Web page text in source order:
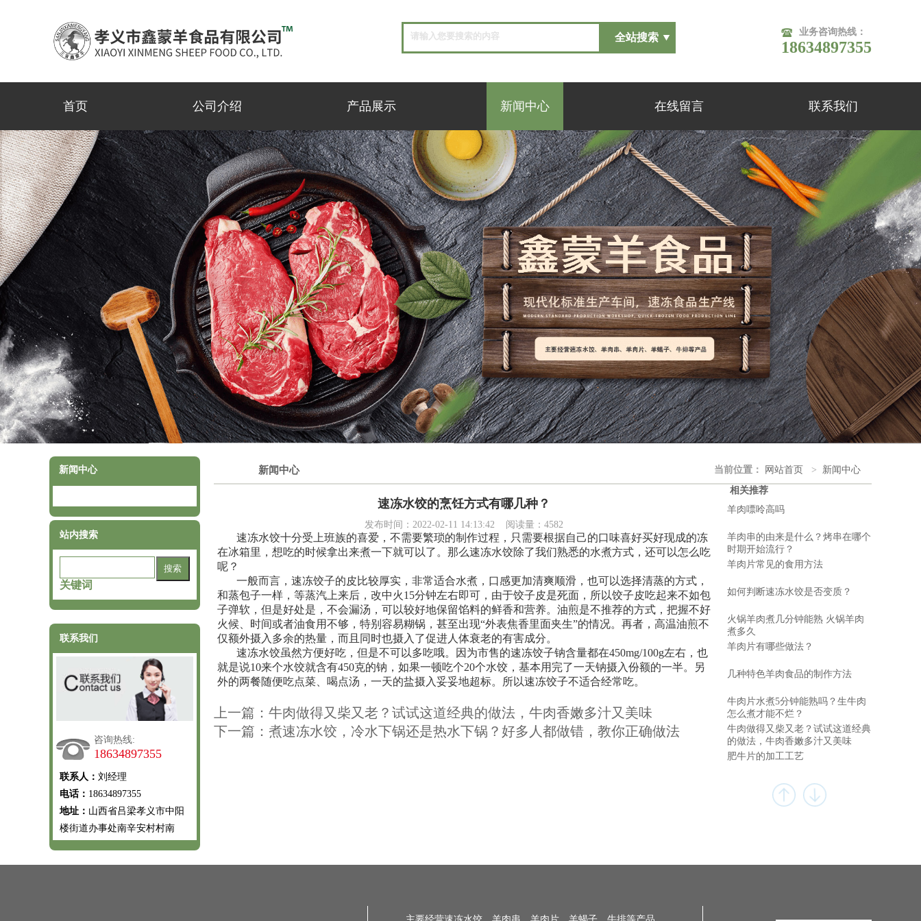
业务咨询热线：
18634897355
首页 公司介绍 产品展示 新闻中心 在线留言 联系我们
新闻中心
站内搜索
关键词
联系我们
咨询热线:
18634897355
联系人： 刘经理
电话： 18634897355
地址： 山西省吕梁孝义市中阳
楼街道办事处南辛安村村南
当前位置： 网站首页 > 新闻中心
新闻中心
速冻水饺的烹饪方式有哪几种？
发布时间：2022-02-11 14:13:42 阅读量：4582
速冻水饺十分受上班族的喜爱，不需要繁琐的制作过程，只需要根据自己的口味喜好买好现成的冻
在冰箱里，想吃的时候拿出来煮一下就可以了。那么速冻水饺除了我们熟悉的水煮方式，还可以怎么吃
呢？
一般而言，速冻饺子的皮比较厚实，非常适合水煮，口感更加清爽顺滑，也可以选择清蒸的方式，
和蒸包子一样，等蒸汽上来后，改中火15分钟左右即可，由于饺子皮是死面，所以饺子皮吃起来不如包
子弹软，但是好处是，不会漏汤，可以较好地保留馅料的鲜香和营养。油煎是不推荐的方式，把握不好
火候、时间或者油食用不够，特别容易糊锅，甚至出现“外表焦香里面夹生”的情况。再者，高温油煎不
仅额外摄入多余的热量，而且同时也摄入了促进人体衰老的有害成分。
速冻水饺虽然方便好吃，但是不可以多吃哦。因为市售的速冻饺子钠含量都在450mg/100g左右，也
就是说10来个水饺就含有450克的钠，如果一顿吃个20个水饺，基本用完了一天钠摄入份额的一半。另
外的两餐随便吃点菜、喝点汤，一天的盐摄入妥妥地超标。所以速冻饺子不适合经常吃。
相关推荐
羊肉嘌呤高吗
羊肉串的由来是什么？烤串在哪个
时期开始流行？
羊肉片常见的食用方法
如何判断速冻水饺是否变质？
火锅羊肉煮几分钟能熟 火锅羊肉
煮多久
羊肉片有哪些做法？
几种特色羊肉食品的制作方法
牛肉片水煮5分钟能熟吗？生牛肉
怎么煮才能不烂？
牛肉做得又柴又老？试试这道经典
的做法，牛肉香嫩多汁又美味
肥牛片的加工工艺
上一篇：牛肉做得又柴又老？试试这道经典的做法，牛肉香嫩多汁又美味
下一篇：煮速冻水饺，冷水下锅还是热水下锅？好多人都做错，教你正确做法